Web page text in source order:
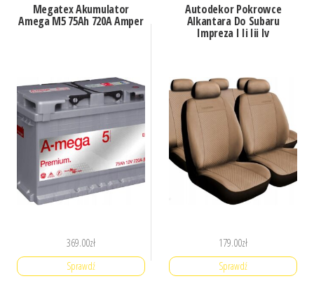
Megatex Akumulator
Amega M5 75Ah 720A Amper
369.00zł
Sprawdź
Autodekor Pokrowce
Alkantara Do Subaru
Impreza I Ii Iii Iv
179.00zł
Sprawdź